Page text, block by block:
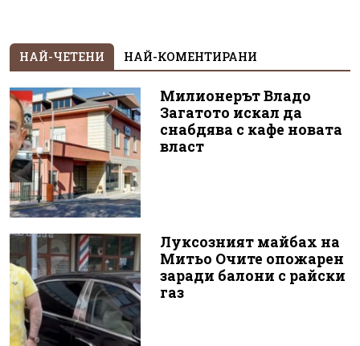
НАЙ-ЧЕТЕНИ НАЙ-КОМЕНТИРАНИ
Милионерът Владо
Загатото искал да
снабдява с кафе новата
власт
Луксозният майбах на
Митьо Очите опожарен
заради балони с райски
газ